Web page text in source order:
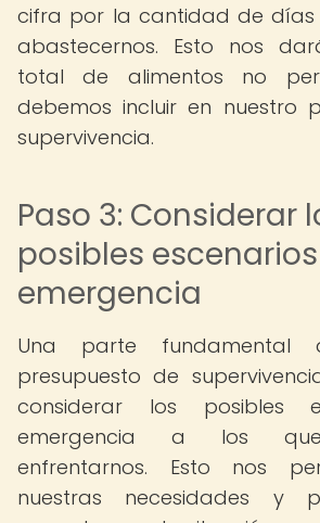
cifra por la cantidad de días
abastecernos. Esto nos
total de alimentos no
debemos incluir en nuestro
supervivencia.
Paso 3: Considerar
posibles
emergencia
Una parte
presupuesto de
considerar los posibles
emergencia a los
enfrentarnos. Esto nos
nuestras necesidades y